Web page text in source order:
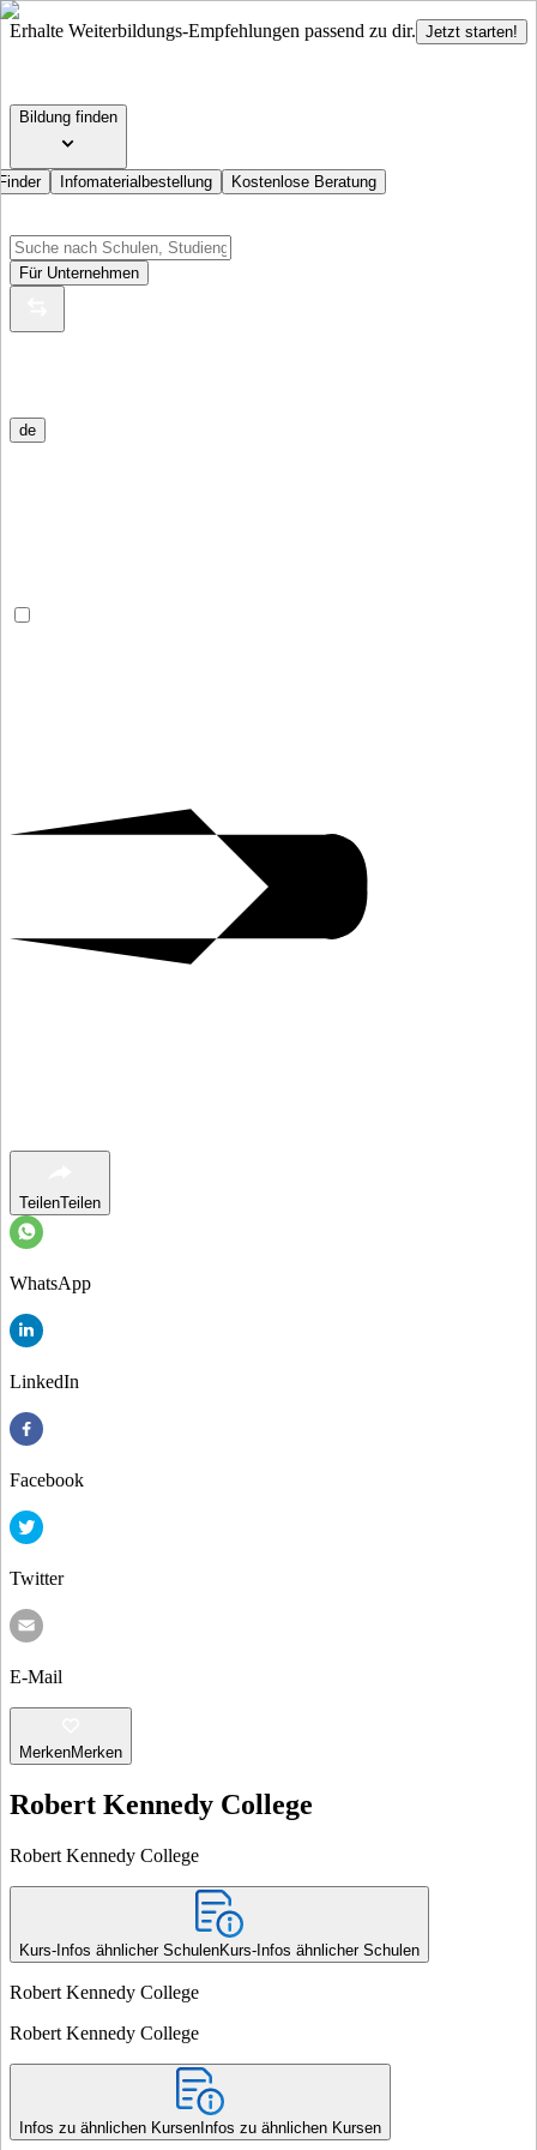
Erhalte Weiterbildungs-Empfehlungen passend zu dir. Jetzt starten!
Bildung finden
Infomaterialbestellung Kostenlose Beratung
Für Unternehmen
de
TeilenTeilen
WhatsApp
LinkedIn
Facebook
Twitter
E-Mail
MerkenMerken
Robert Kennedy College
Robert Kennedy College
Kurs-Infos ähnlicher SchulenKurs-Infos ähnlicher Schulen
Robert Kennedy College
Robert Kennedy College
Infos zu ähnlichen Kursen Infos zu ähnlichen Kursen